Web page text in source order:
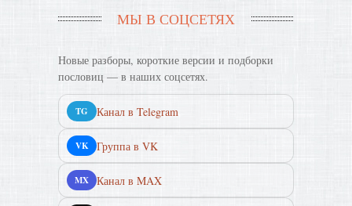
МЫ В СОЦСЕТЯХ
Новые разборы, короткие версии и подборки
пословиц — в наших соцсетях.
TG Канал в Telegram
VK Группа в VK
MX Канал в MAX